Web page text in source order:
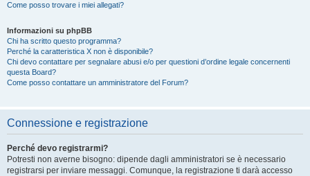
Come posso trovare i miei allegati?
Informazioni su phpBB
Chi ha scritto questo programma?
Perché la caratteristica X non è disponibile?
Chi devo contattare per segnalare abusi e/o per questioni d’ordine legale concernenti
questa Board?
Come posso contattare un amministratore del Forum?
Connessione e registrazione
Perché devo registrarmi?
Potresti non averne bisogno: dipende dagli amministratori se è necessario
registrarsi per inviare messaggi. Comunque, la registrazione ti darà accesso